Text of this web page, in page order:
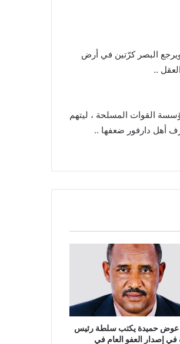
البصر كرّتين في أرض
..
القوات المسلحة ، ليتهم
أهل دارفور ضعفها ..
عوض حميدة يكتب سلطة رئيس
في إصدار العفو العام في